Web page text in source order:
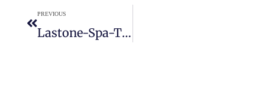
PREVIOUS
Lastone-Spa-Therapy-E1613528787831.jpg